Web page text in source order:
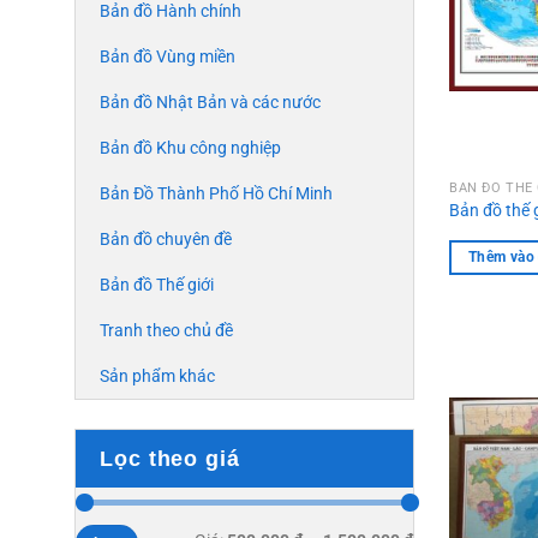
Bản đồ Hành chính
Bản đồ Vùng miền
Bản đồ Nhật Bản và các nước
Bản đồ Khu công nghiệp
Bản Đồ Thành Phố Hồ Chí Minh
Bản đồ chuyên đề
Bản đồ Thế giới
Tranh theo chủ đề
Sản phẩm khác
Lọc theo giá
Giá
Giá
BẢN ĐỒ THẾ
Bản đồ thế
Thêm